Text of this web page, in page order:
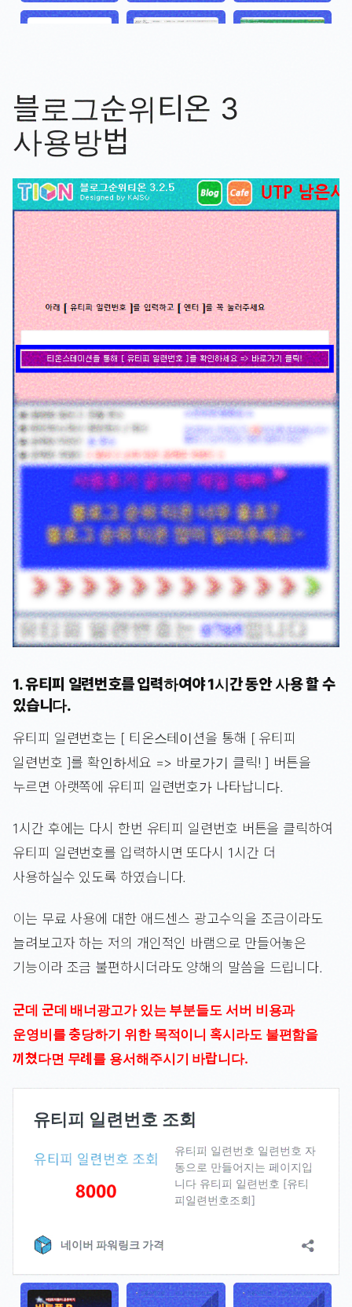
블로그순위티온 3
사용방법
1. 유티피 일련번호를 입력하여야 1시간 동안 사용 할 수
있습니다.
유티피 일련번호는 [ 티온스테이션을 통해 [ 유티피
일련번호 ]를 확인하세요 => 바로가기 클릭! ] 버튼을
누르면 아랫쪽에 유티피 일련번호가 나타납니다.
1시간 후에는 다시 한번 유티피 일련번호 버튼을 클릭하여
유티피 일련번호를 입력하시면 또다시 1시간 더
사용하실수 있도록 하였습니다.
이는 무료 사용에 대한 애드센스 광고수익을 조금이라도
늘려보고자 하는 저의 개인적인 바램으로 만들어놓은
기능이라 조금 불편하시더라도 양해의 말씀을 드립니다.
군데 군데 배너광고가 있는 부분들도 서버 비용과
운영비를 충당하기 위한 목적이니 혹시라도 불편함을
끼쳤다면 무례를 용서해주시기 바랍니다.